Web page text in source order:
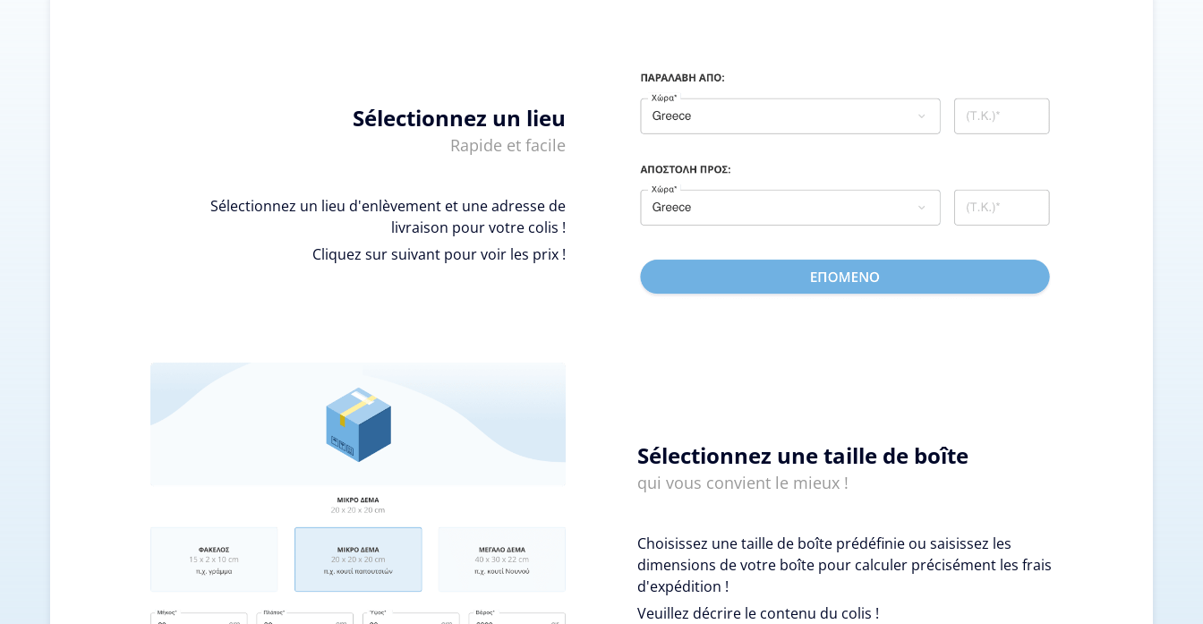
Sélectionnez un lieu
Rapide et facile
Sélectionnez un lieu d'enlèvement et une adresse de
livraison pour votre colis !
Cliquez sur suivant pour voir les prix !
Sélectionnez une taille de boîte
qui vous convient le mieux !
Choisissez une taille de boîte prédéfinie ou saisissez les
dimensions de votre boîte pour calculer précisément les frais
d'expédition !
Veuillez décrire le contenu du colis !